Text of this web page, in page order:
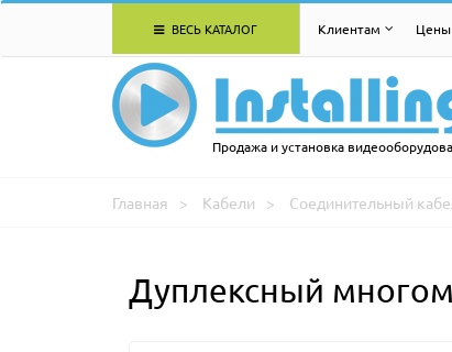
ВЕСЬ КАТАЛОГ Клиентам Цены
Продажа и установка
Главная Кабели Соединительный
Дуплексный